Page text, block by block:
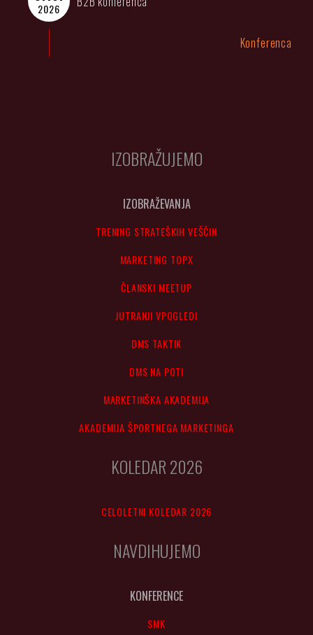
2026
Konferenca
IZOBRAŽUJEMO
IZOBRAŽEVANJA
TRENING STRATEŠKIH VEŠČIN
MARKETING TOPX
ČLANSKI MEETUP
JUTRANJI VPOGLEDI
DMS TAKTIK
DMS NA POTI
MARKETINŠKA AKADEMIJA
AKADEMIJA ŠPORTNEGA MARKETINGA
KOLEDAR 2026
CELOLETNI KOLEDAR 2026
NAVDIHUJEMO
KONFERENCE
SMK